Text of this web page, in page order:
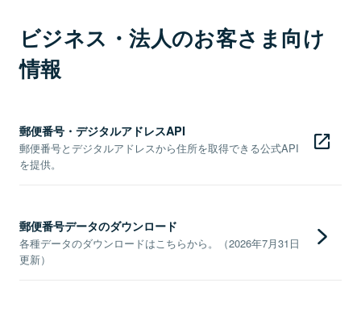
ビジネス・法人のお客さま向け
情報
郵便番号・デジタルアドレスAPI
郵便番号とデジタルアドレスから住所を取得できる公式API
を提供。
郵便番号データのダウンロード
各種データのダウンロードはこちらから。（2026年7月31日
更新）